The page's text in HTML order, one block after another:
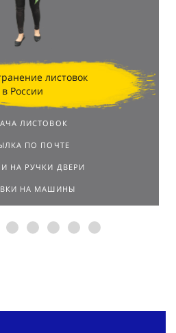
листовок
в России
ЛИСТОВОК
ПО ПОЧТЕ
НА РУЧКИ ДВЕРИ
НА МАШИНЫ